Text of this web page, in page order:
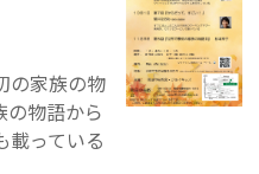
の家族の物
の物語から
載っている